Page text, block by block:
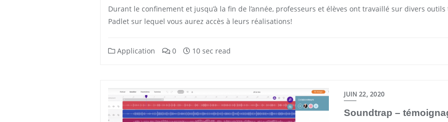
Durant le confinement et jusqu’à la fin de l’année, professeurs et élèves ont travaillé sur divers
Padlet sur lequel vous aurez accès à leurs réalisations!
Application 0 10 sec read
JUIN 22, 2020
Soundtrap –